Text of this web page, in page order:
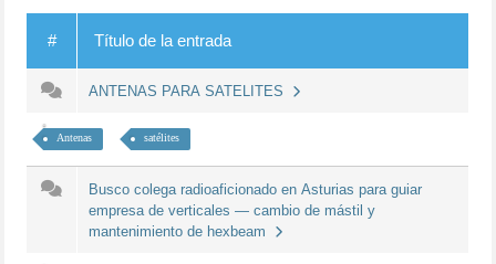
# Título de la entrada
ANTENAS PARA SATELITES
Antenas satélites
Busco colega radioaficionado en Asturias para guiar
empresa de verticales — cambio de mástil y
mantenimiento de hexbeam